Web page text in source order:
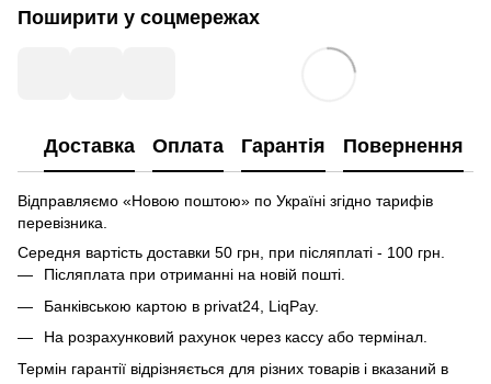
Поширити у соцмережах
Доставка Оплата Гарантія Повернення
Відправляємо «Новою поштою» по Україні згідно тарифів
перевізника.
Середня вартість доставки 50 грн, при післяплаті - 100 грн.
Післяплата при отриманні на новій пошті.
Банківською картою в privat24, LiqPay.
На розрахунковий рахунок через кассу або термінал.
Термін гарантії відрізняється для різних товарів і вказаний в